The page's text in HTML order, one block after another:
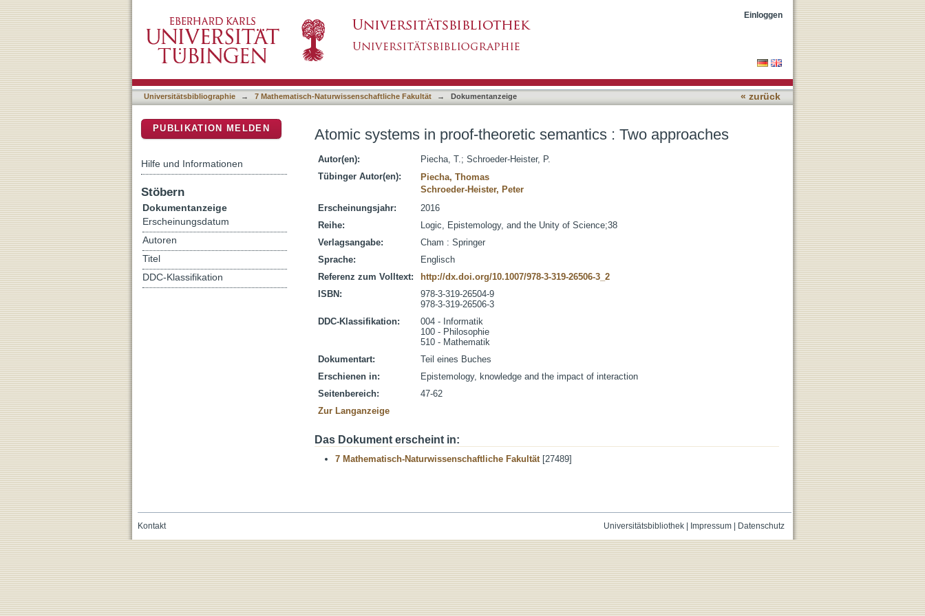
Einloggen
Universitätsbibliographie → 7 Mathematisch-Naturwissenschaftliche Fakultät → Dokumentanzeige « zurück
Atomic systems in proof-theoretic semantics : Two approaches
Autor(en): Piecha, T.; Schroeder-Heister, P.
Tübinger Autor(en):
Piecha, Thomas
Schroeder-Heister, Peter
Erscheinungsjahr:
2016
Reihe:
Logic, Epistemology, and the Unity of Science;38
Verlagsangabe:
Cham : Springer
Sprache:
Englisch
Referenz zum Volltext:
http://dx.doi.org/10.1007/978-3-319-26506-3_2
ISBN:
978-3-319-26504-9
978-3-319-26506-3
DDC-Klassifikation:
004 - Informatik
100 - Philosophie
510 - Mathematik
Dokumentart:
Teil eines Buches
Erschienen in:
Epistemology, knowledge and the impact of interaction
Seitenbereich:
47-62
Zur Langanzeige
Das Dokument erscheint in:
7 Mathematisch-Naturwissenschaftliche Fakultät[27489]
PUBLIKATION MELDEN
Hilfe und Informationen
Stöbern
Dokumentanzeige
Erscheinungsdatum
Autoren
Titel
DDC-Klassifikation
Universitätsbibliothek| Impressum| Datenschutz
Kontakt